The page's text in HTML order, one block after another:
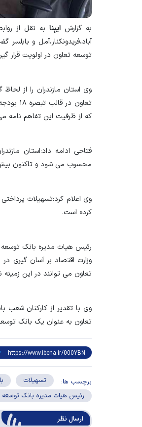
به گزارش ایبِنا به نقل از
آباد،فریدونکنار،آمل و
توسعه تعاون در اولویت قرار
وی استان مازندران را از
تعاون
که از ظرفیت این تفاهم نامه
فتاحی ادامه داد:استان
محسوب می شود و تاکنون بیش از ۱۲۰۰ میلیارد ریال تسهیلات در این سرفصل
کرده است.
رئیس هیات مدیره بانک
وزارت اقتصاد بر آسان گیری
تعاون می توانند در این
وی با تقدیر از کارکنان شعب
تعاون به عنوان یک بانک
برچسب ها: تسهیلات
رئیس هیات مدیره بانک توسعه
ارسال‌ نظر